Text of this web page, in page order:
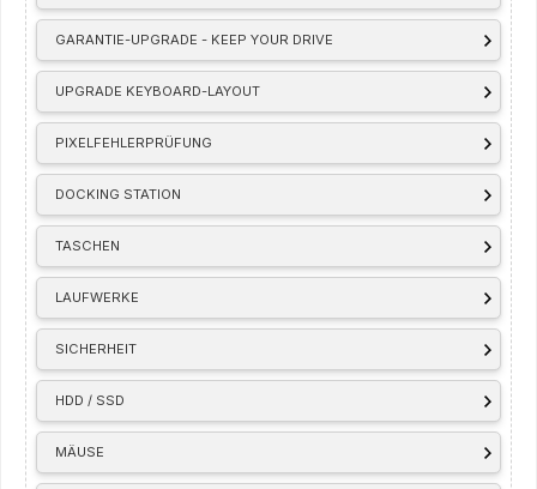
GARANTIE-UPGRADE - KEEP YOUR DRIVE
UPGRADE KEYBOARD-LAYOUT
PIXELFEHLERPRÜFUNG
DOCKING STATION
TASCHEN
LAUFWERKE
SICHERHEIT
HDD / SSD
MÄUSE